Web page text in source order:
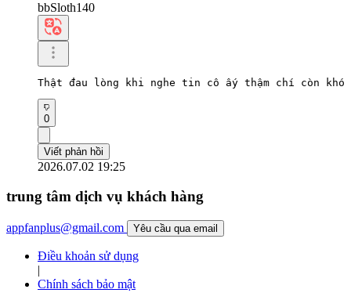
bbSloth140
Thật đau lòng khi nghe tin cô ấy thậm chí còn
0
Viết phản hồi
2026.07.02 19:25
trung tâm dịch vụ khách hàng
appfanplus@gmail.com Yêu cầu qua email
Điều khoản sử dụng
|
Chính sách bảo mật